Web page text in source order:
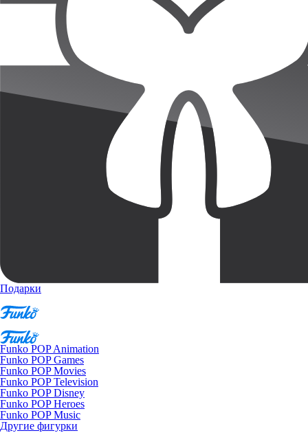
Подарки
Funko POP Animation
Funko POP Games
Funko POP Movies
Funko POP Television
Funko POP Disney
Funko POP Heroes
Funko POP Music
Другие фигурки